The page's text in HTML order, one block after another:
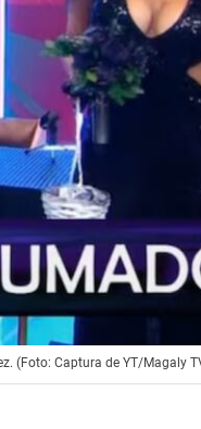
(Foto: Captura de YT/Magaly